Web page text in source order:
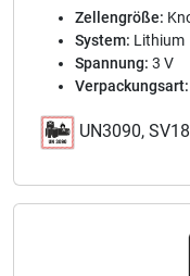
Zellengröße:
System: Lithium
Spannung: 3 V
Verpackungsart:
UN3090,